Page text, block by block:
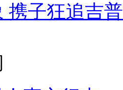
携子狂追吉